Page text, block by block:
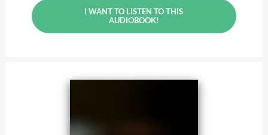
I WANT TO LISTEN TO THIS
AUDIOBOOK!